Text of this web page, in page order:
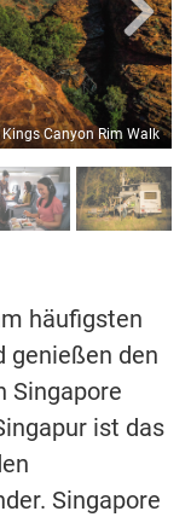
Kings Canyon Rim Walk
häufigsten
genießen den
Singapore
ist das
Singapore